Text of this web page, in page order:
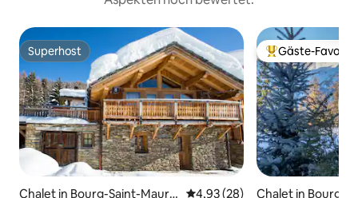
Superhost
Superhost
Chalet in Bourg-Saint-Mauric Durchschnittliche Bewertung:
4,93 (28)
Beliebter Gäste-
Gäste-Favorit
Chalet in Bourg-